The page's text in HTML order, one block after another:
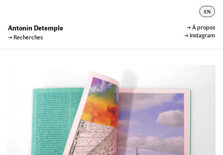
EN
Antonin Detemple
→ Recherches
→À propos
→ Instagram